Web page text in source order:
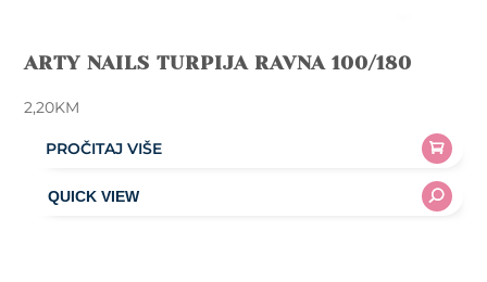
ARTY NAILS TURPIJA RAVNA 100/180
2,20KM
PROČITAJ VIŠE